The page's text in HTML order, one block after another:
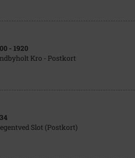
- 1920
Kro - Postkort
Slot (Postkort)